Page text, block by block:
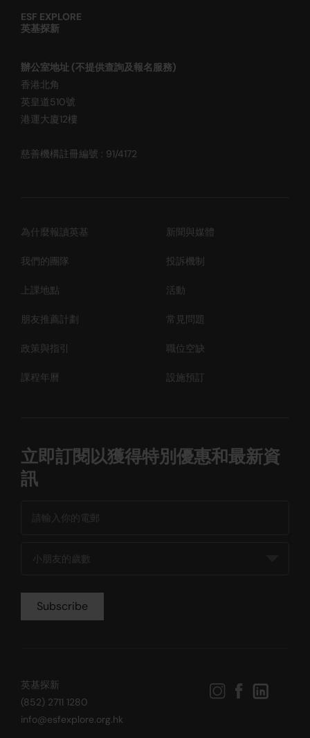
ESF EXPLORE
英基探新
辦公室地址 (不提供查詢及報名服務)
香港北角
英皇道510號
港運大廈12樓
慈善機構註冊編號 : 91/4172
為什麼報讀英基 新聞與媒體
我們的團隊 投訴機制
上課地點 活動
朋友推薦計劃 常見問題
政策與指引 職位空缺
課程年曆 設施預訂
立即訂閱以獲得特別優惠和最新資
訊
英基探新
(852) 2711 1280
info@esfexplore.org.hk